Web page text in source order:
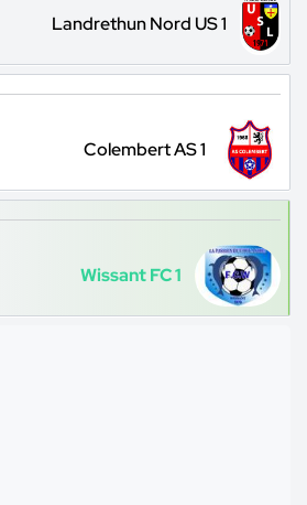
Landrethun Nord US 1
Colembert AS 1
Wissant FC 1